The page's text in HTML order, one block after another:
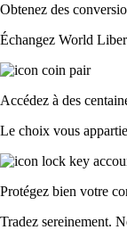
Obtenez des
Échangez World
Accédez à des
Le choix vous
Protégez bien votre
Tradez sereinement.